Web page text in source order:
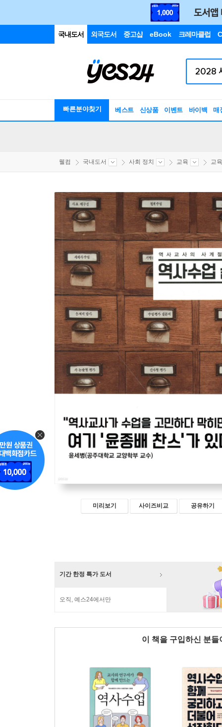
국내도서 외국도서 중고샵 eBook 크레마클럽
빠른분야찾기 베스트 신상품 이벤트 바이백 매
웰컴 국내도서 사회 정치 교육 교
미리보기 사이즈비교 공유하기
기간 한정 특가 도서
오직, 예스24에서만
이 책을 구입하신 분